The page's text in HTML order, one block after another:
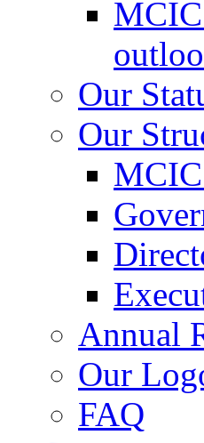
Our
Our
Annual
Our
FAQ